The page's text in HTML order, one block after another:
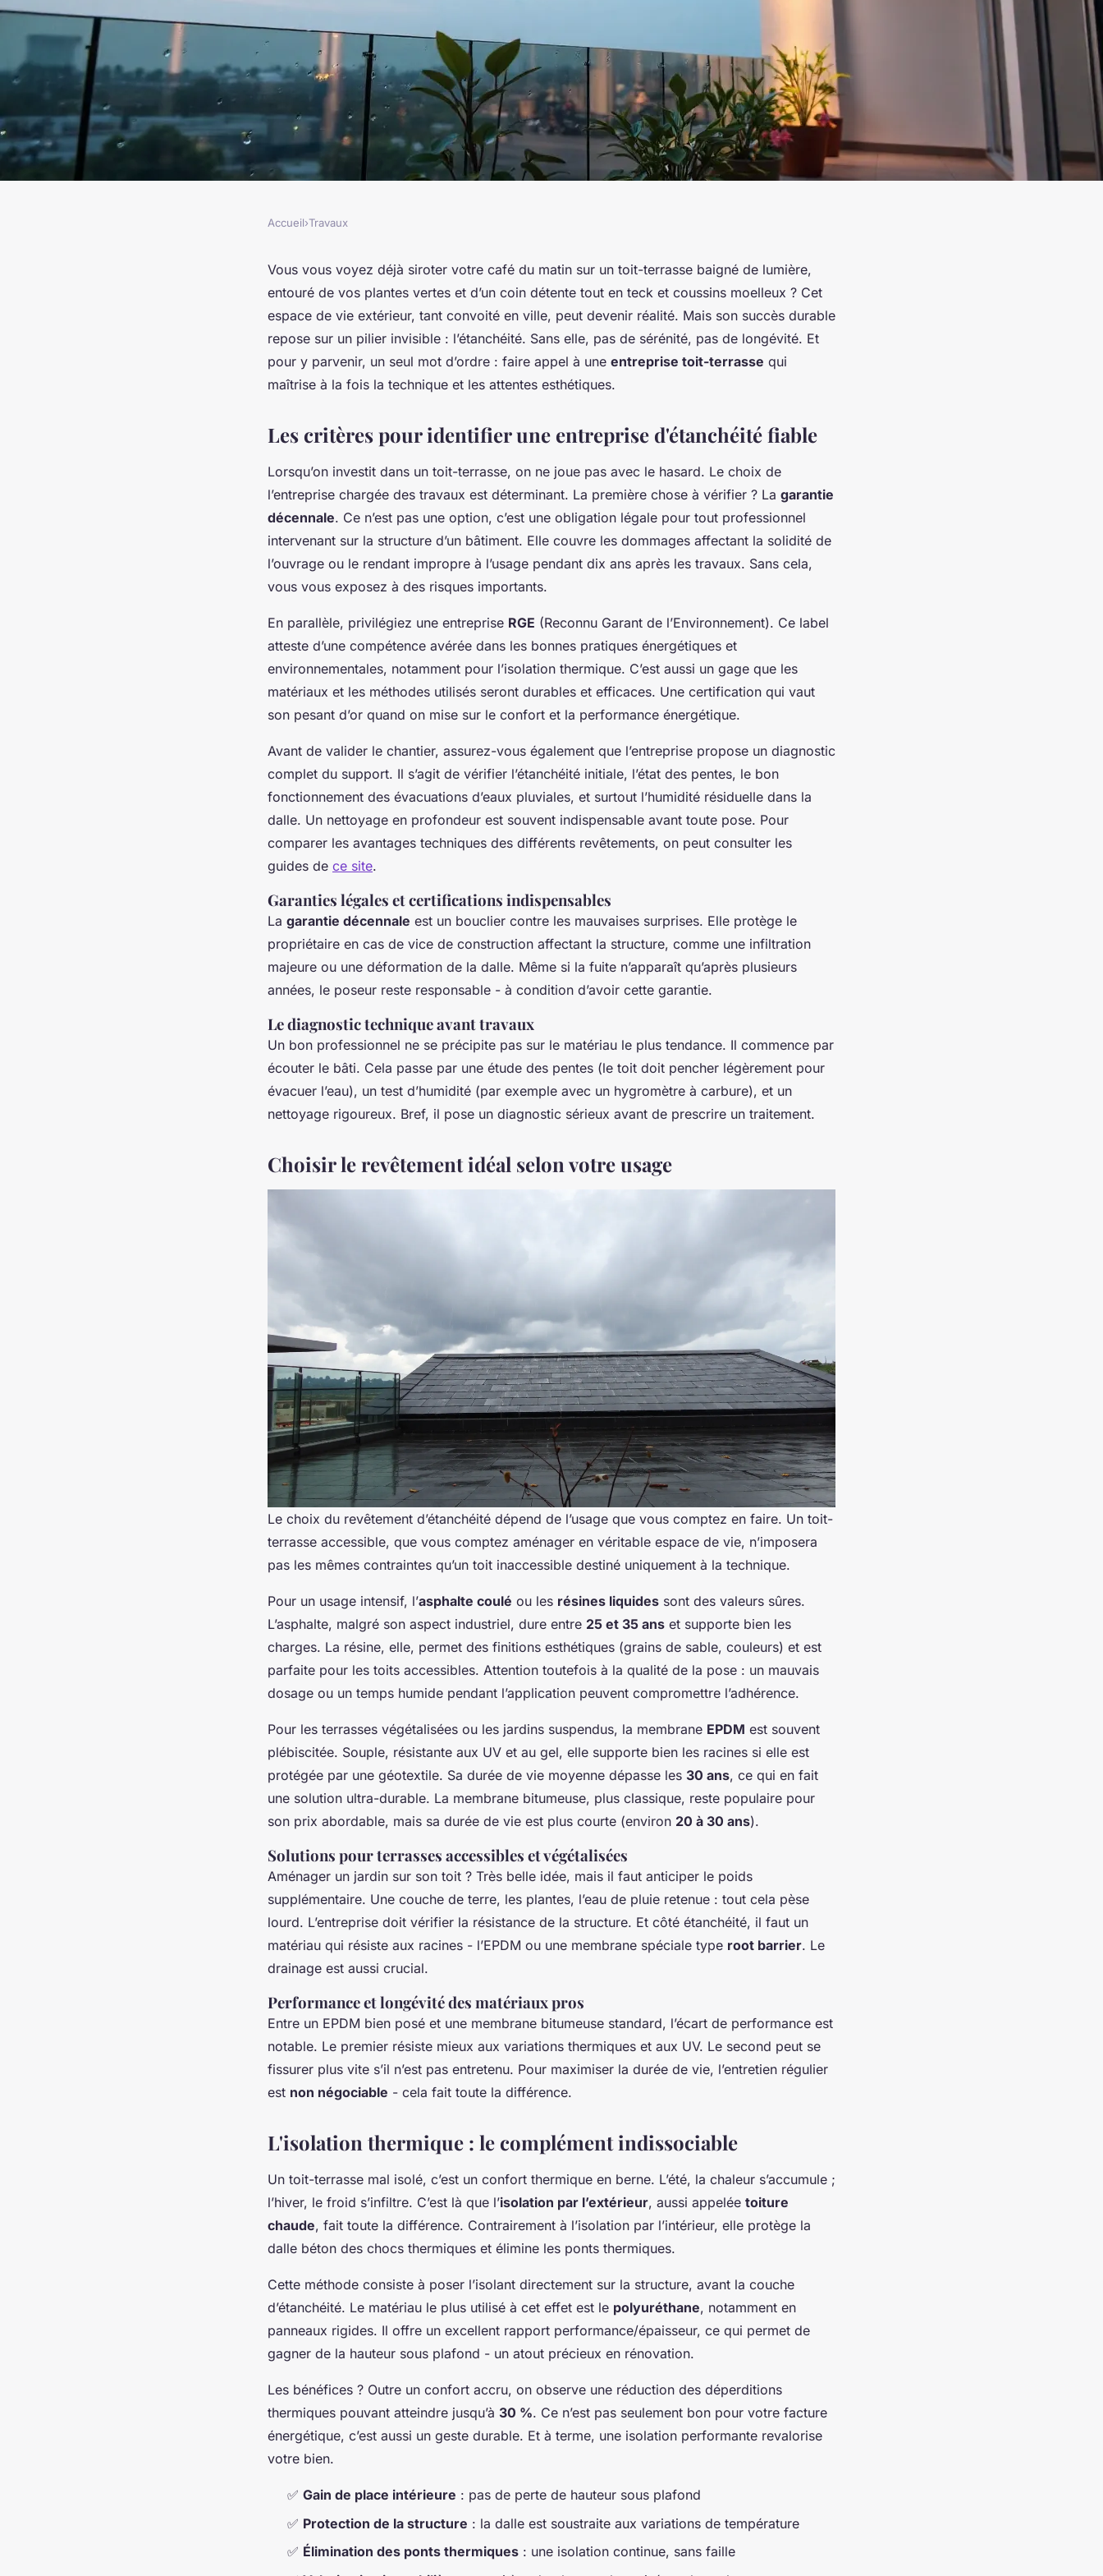
Top 5 entreprises pour optimiser
l'étanchéité de votre toit-terrasse
10 min de lecture
Accueil›Travaux
Vous vous voyez déjà siroter votre café du matin sur un toit-terrasse baigné de lumière,
entouré de vos plantes vertes et d’un coin détente tout en teck et coussins moelleux ? Cet
espace de vie extérieur, tant convoité en ville, peut devenir réalité. Mais son succès durable
repose sur un pilier invisible : l’étanchéité. Sans elle, pas de sérénité, pas de longévité. Et
pour y parvenir, un seul mot d’ordre : faire appel à une entreprise toit-terrasse qui
maîtrise à la fois la technique et les attentes esthétiques.
Les critères pour identifier une entreprise d'étanchéité fiable
Lorsqu’on investit dans un toit-terrasse, on ne joue pas avec le hasard. Le choix de
l’entreprise chargée des travaux est déterminant. La première chose à vérifier ? La garantie
décennale. Ce n’est pas une option, c’est une obligation légale pour tout professionnel
intervenant sur la structure d’un bâtiment. Elle couvre les dommages affectant la solidité de
l’ouvrage ou le rendant impropre à l’usage pendant dix ans après les travaux. Sans cela,
vous vous exposez à des risques importants.
En parallèle, privilégiez une entreprise RGE (Reconnu Garant de l’Environnement). Ce label
atteste d’une compétence avérée dans les bonnes pratiques énergétiques et
environnementales, notamment pour l’isolation thermique. C’est aussi un gage que les
matériaux et les méthodes utilisés seront durables et efficaces. Une certification qui vaut
son pesant d’or quand on mise sur le confort et la performance énergétique.
Avant de valider le chantier, assurez-vous également que l’entreprise propose un diagnostic
complet du support. Il s’agit de vérifier l’étanchéité initiale, l’état des pentes, le bon
fonctionnement des évacuations d’eaux pluviales, et surtout l’humidité résiduelle dans la
dalle. Un nettoyage en profondeur est souvent indispensable avant toute pose. Pour
comparer les avantages techniques des différents revêtements, on peut consulter les
guides de ce site.
Garanties légales et certifications indispensables
La garantie décennale est un bouclier contre les mauvaises surprises. Elle protège le
propriétaire en cas de vice de construction affectant la structure, comme une infiltration
majeure ou une déformation de la dalle. Même si la fuite n’apparaît qu’après plusieurs
années, le poseur reste responsable - à condition d’avoir cette garantie.
Le diagnostic technique avant travaux
Un bon professionnel ne se précipite pas sur le matériau le plus tendance. Il commence par
écouter le bâti. Cela passe par une étude des pentes (le toit doit pencher légèrement pour
évacuer l’eau), un test d’humidité (par exemple avec un hygromètre à carbure), et un
nettoyage rigoureux. Bref, il pose un diagnostic sérieux avant de prescrire un traitement.
Choisir le revêtement idéal selon votre usage
Le choix du revêtement d’étanchéité dépend de l’usage que vous comptez en faire. Un toit-
terrasse accessible, que vous comptez aménager en véritable espace de vie, n’imposera
pas les mêmes contraintes qu’un toit inaccessible destiné uniquement à la technique.
Pour un usage intensif, l’asphalte coulé ou les résines liquides sont des valeurs sûres.
L’asphalte, malgré son aspect industriel, dure entre 25 et 35 ans et supporte bien les
charges. La résine, elle, permet des finitions esthétiques (grains de sable, couleurs) et est
parfaite pour les toits accessibles. Attention toutefois à la qualité de la pose : un mauvais
dosage ou un temps humide pendant l’application peuvent compromettre l’adhérence.
Pour les terrasses végétalisées ou les jardins suspendus, la membrane EPDM est souvent
plébiscitée. Souple, résistante aux UV et au gel, elle supporte bien les racines si elle est
protégée par une géotextile. Sa durée de vie moyenne dépasse les 30 ans, ce qui en fait
une solution ultra-durable. La membrane bitumeuse, plus classique, reste populaire pour
son prix abordable, mais sa durée de vie est plus courte (environ 20 à 30 ans).
Solutions pour terrasses accessibles et végétalisées
Aménager un jardin sur son toit ? Très belle idée, mais il faut anticiper le poids
supplémentaire. Une couche de terre, les plantes, l’eau de pluie retenue : tout cela pèse
lourd. L’entreprise doit vérifier la résistance de la structure. Et côté étanchéité, il faut un
matériau qui résiste aux racines - l’EPDM ou une membrane spéciale type root barrier. Le
drainage est aussi crucial.
Performance et longévité des matériaux pros
Entre un EPDM bien posé et une membrane bitumeuse standard, l’écart de performance est
notable. Le premier résiste mieux aux variations thermiques et aux UV. Le second peut se
fissurer plus vite s’il n’est pas entretenu. Pour maximiser la durée de vie, l’entretien régulier
est non négociable - cela fait toute la différence.
L'isolation thermique : le complément indissociable
Un toit-terrasse mal isolé, c’est un confort thermique en berne. L’été, la chaleur s’accumule ;
l’hiver, le froid s’infiltre. C’est là que l’isolation par l’extérieur, aussi appelée toiture
chaude, fait toute la différence. Contrairement à l’isolation par l’intérieur, elle protège la
dalle béton des chocs thermiques et élimine les ponts thermiques.
Cette méthode consiste à poser l’isolant directement sur la structure, avant la couche
d’étanchéité. Le matériau le plus utilisé à cet effet est le polyuréthane, notamment en
panneaux rigides. Il offre un excellent rapport performance/épaisseur, ce qui permet de
gagner de la hauteur sous plafond - un atout précieux en rénovation.
Les bénéfices ? Outre un confort accru, on observe une réduction des déperditions
thermiques pouvant atteindre jusqu’à 30 %. Ce n’est pas seulement bon pour votre facture
énergétique, c’est aussi un geste durable. Et à terme, une isolation performante revalorise
votre bien.
✅ Gain de place intérieure : pas de perte de hauteur sous plafond
✅ Protection de la structure : la dalle est soustraite aux variations de température
✅ Élimination des ponts thermiques : une isolation continue, sans faille